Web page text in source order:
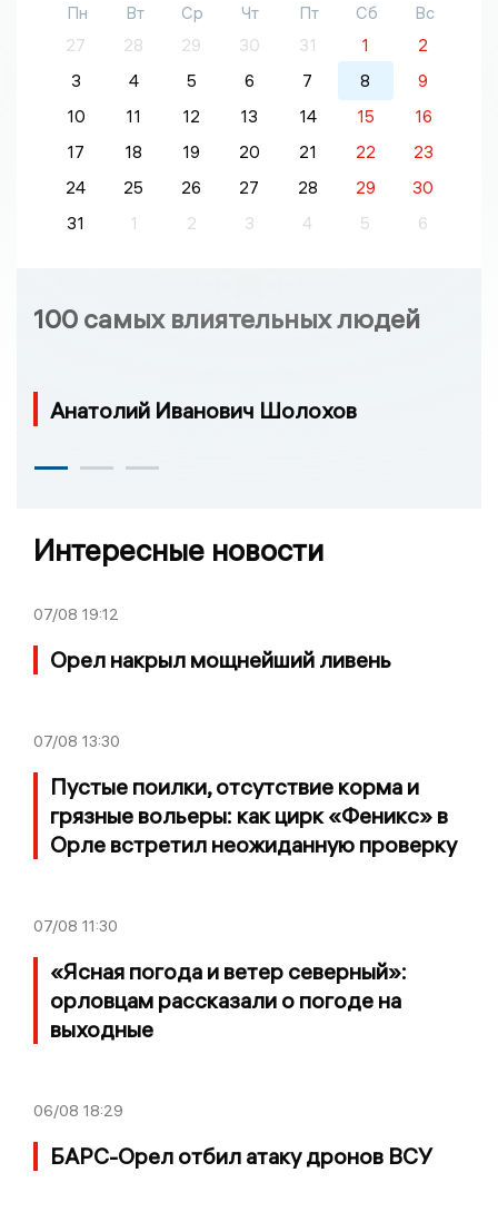
Пн Вт Ср Чт Пт Сб
Вс
27
28 29 30 31 1
2
3
4 5 6 7 8
9
10
11 12 13 14 15
16
17
18 19 20 21 22
23
24
25 26 27 28 29
30
31
1 2 3 4 5 6
100 самых влиятельных людей
Анатолий Иванович Шолохов
Интересные новости
07/08 19:12
Орел накрыл мощнейший ливень
07/08 13:30
Пустые поилки, отсутствие корма и
грязные вольеры: как цирк «Феникс» в
Орле встретил неожиданную проверку
07/08 11:30
«Ясная погода и ветер северный»:
орловцам рассказали о погоде на
выходные
06/08 18:29
БАРС-Орел отбил атаку дронов ВСУ